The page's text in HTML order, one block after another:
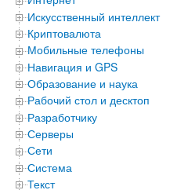
Искусственный интеллект
Криптовалюта
Мобильные телефоны
Навигация и GPS
Образование и наука
Рабочий стол и десктоп
Разработчику
Серверы
Сети
Система
Текст